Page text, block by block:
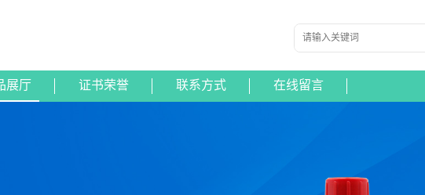
展厅 证书荣誉 联系方式 在线留言